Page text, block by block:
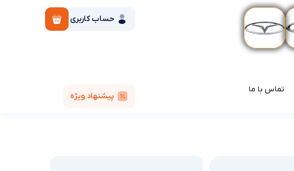
حساب کاربری
تماس با ما
پیشنهاد ویژه